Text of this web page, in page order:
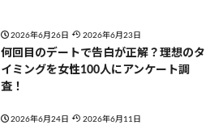
2026年6月26日 2026年6月23日
何回目のデートで告白が正解？理想のタ
イミングを女性100人にアンケート調
査！
2026年6月24日 2026年6月11日